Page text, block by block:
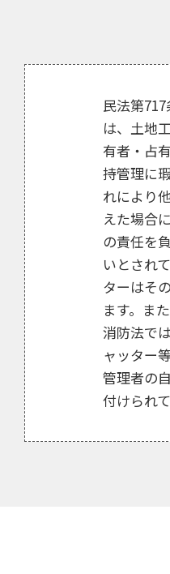
民法第
は、土地
有者・占
持管理に
れにより
えた場合
の責任を
いとされ
ターはそ
ます。ま
消防法で
ャッター
管理者の
付けられて